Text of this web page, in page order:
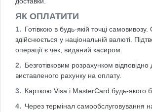
ЯК ОПЛАТИТИ
Готівкою в будь-якій точці
здійснюється у національній валюті.
операції є чек, виданий касиром.
Безготівковим розрахунком відповідно
виставленого рахунку на оплату.
Карткою Visa і MasterCard будь-якого
Через термінал самообслуговування